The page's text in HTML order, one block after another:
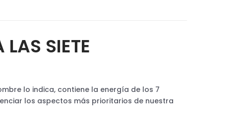
SIETE
lo indica, contiene la energía de los 7
los aspectos más prioritarios de nuestra